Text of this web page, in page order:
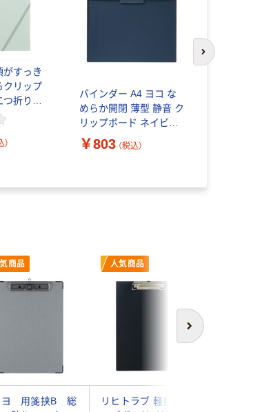
すっき
クリップ
つ折り
リップ
1冊
）
バインダー A4 ヨコ な
めらか開閉 薄型 静音 ク
リップボード ネイビー
ヨハ-US73DB 1枚 コク
ヨ
￥803 （税込）
次のスライド
次へ
商品 人気商品
ヨ 用箋挟B 総
リヒトラブ 軽量クリ